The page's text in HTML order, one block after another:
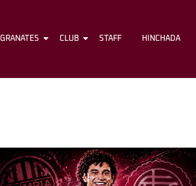
BÁSQUET GRANATES CLUB STAFF
GRANATES CLUB STAFF HINCHADA